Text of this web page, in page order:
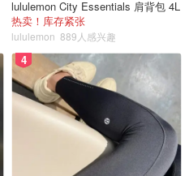
lululemon City Essentials 肩背包 4L
热卖！库存紧张
lululemon 889人感兴趣
4